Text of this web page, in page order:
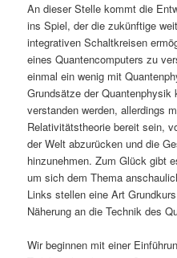
An dieser Stelle kommt die
ins Spiel, der die zukünftige
integrativen Schaltkreisen
eines Quantencomputers zu
einmal ein wenig mit
Grundsätze der Quantenphysik
verstanden werden, allerdings
Relativitätstheorie bereit sein,
der Welt abzurücken und die
hinzunehmen. Zum Glück gibt
um sich dem Thema
Links stellen eine Art
Näherung an die Technik des
Wir beginnen mit einer